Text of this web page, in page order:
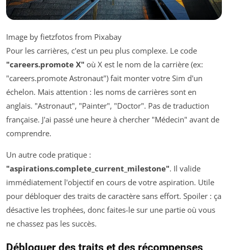
Image by fietzfotos from Pixabay
Pour les carrières, c'est un peu plus complexe. Le code
"careers.promote X" où X est le nom de la carrière (ex:
"careers.promote Astronaut") fait monter votre Sim d'un
échelon. Mais attention : les noms de carrières sont en
anglais. "Astronaut", "Painter", "Doctor". Pas de traduction
française. J'ai passé une heure à chercher "Médecin" avant de
comprendre.
Un autre code pratique :
"aspirations.complete_current_milestone". Il valide
immédiatement l'objectif en cours de votre aspiration. Utile
pour débloquer des traits de caractère sans effort. Spoiler : ça
désactive les trophées, donc faites-le sur une partie où vous
ne chassez pas les succès.